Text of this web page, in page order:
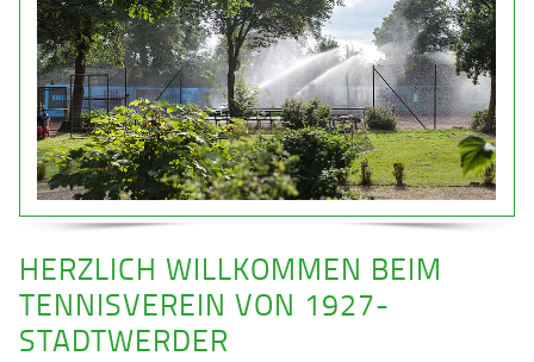
HERZLICH WILLKOMMEN BEIM
TENNISVEREIN VON 1927-
STADTWERDER